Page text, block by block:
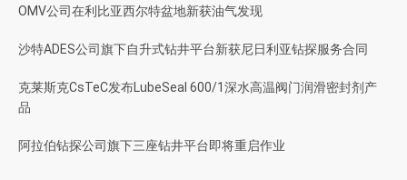
OMV公司在利比亚西尔特盆地新获油气发现
沙特ADES公司旗下自升式钻井平台新获尼日利亚钻探服务合同
克莱斯克CsTeC发布LubeSeal 600/1深水高温阀门润滑密封剂产
品
阿拉伯钻探公司旗下三座钻井平台即将重启作业